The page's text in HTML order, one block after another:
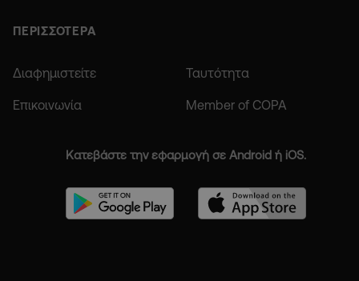
ΠΕΡΙΣΣΟΤΕΡΑ
Διαφημιστείτε Ταυτότητα
Επικοινωνία Member of COPA
Κατεβάστε την εφαρμογή σε Android ή iOS.